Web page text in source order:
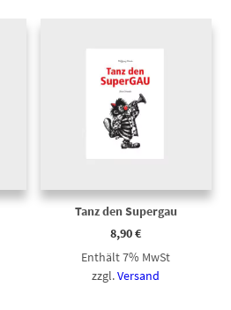
Tanz den Supergau
8,90€
Enthält 7% MwSt
zzgl.Versand